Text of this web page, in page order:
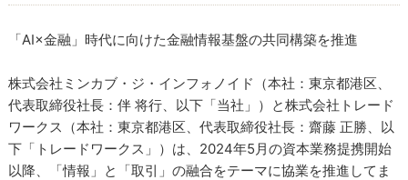
「AI×金融」時代に向けた金融情報基盤の共同構築を推進
株式会社ミンカブ・ジ・インフォノイド（本社：東京都港区、
代表取締役社長：伴 将行、以下「当社」）と株式会社トレード
ワークス（本社：東京都港区、代表取締役社長：齋藤 正勝、以
下「トレードワークス」）は、2024年5月の資本業務提携開始
以降、「情報」と「取引」の融合をテーマに協業を推進してま